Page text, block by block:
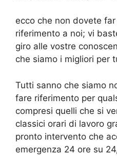
ecco che non dovete
riferimento a noi; vi
giro alle vostre
che siamo i migliori per
Tutti sanno che siamo
fare riferimento per
compresi quelli che si
classici orari di lavoro
pronto intervento che
emergenza 24 ore su